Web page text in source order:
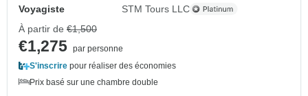
Voyagiste
STM Tours LLC
À partir de €1,500
€1,275 par personne
S'inscrire pour réaliser des économies
Prix basé sur une chambre double